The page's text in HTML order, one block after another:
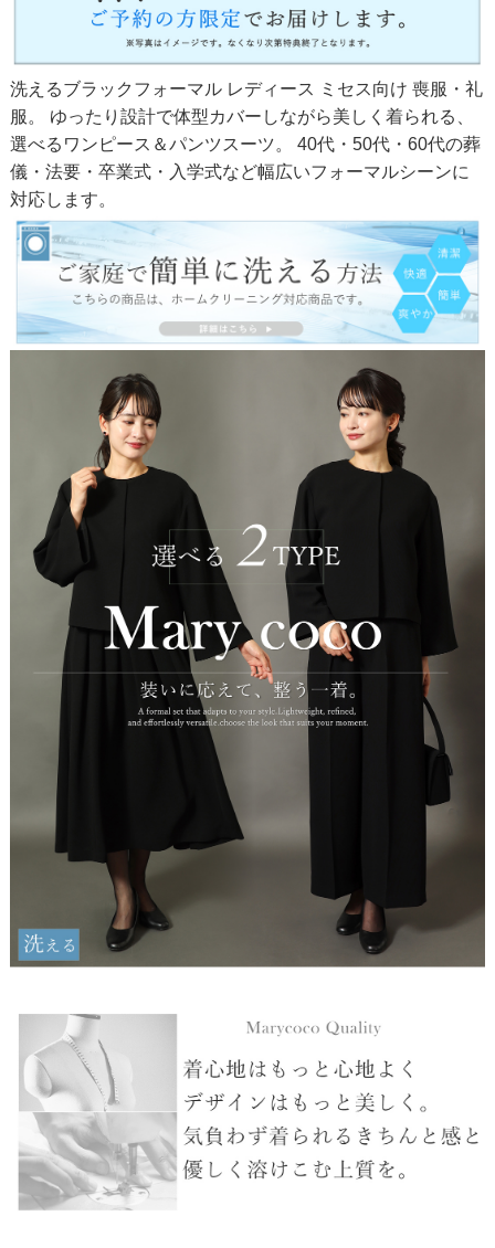
洗えるブラックフォーマル レディース ミセス向け 喪服・礼
服。 ゆったり設計で体型カバーしながら美しく着られる、
選べるワンピース＆パンツスーツ。 40代・50代・60代の葬
儀・法要・卒業式・入学式など幅広いフォーマルシーンに
対応します。